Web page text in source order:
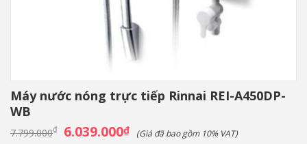
Máy nước nóng trực tiếp Rinnai REI-A450DP-
WB
7.799.000₫ Giá
gốc
6.039.000₫Giá
hiện
(Giá đã bao gồm 10% VAT)